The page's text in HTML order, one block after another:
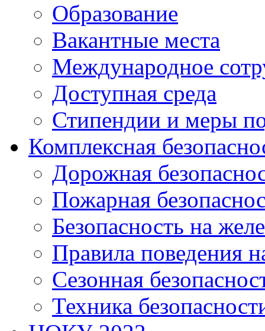
Образование
Вакантные места
Международное
Доступная среда
Стипендии и меры
Комплексная
Дорожная
Пожарная
Безопасность на
Правила поведения
Сезонная
Техника